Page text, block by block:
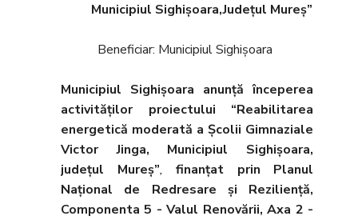
Municipiul Sighișoara,Județul Mureș”
Beneficiar: Municipiul Sighișoara
Municipiul Sighișoara anunţă începerea
activităţilor proiectului “Reabilitarea
energetică moderată a Școlii Gimnaziale
Victor Jinga, Municipiul Sighișoara,
județul Mureș”, finanţat prin Planul
Naţional de Redresare şi Rezilienţă,
Componenta 5 - Valul Renovării, Axa 2 -